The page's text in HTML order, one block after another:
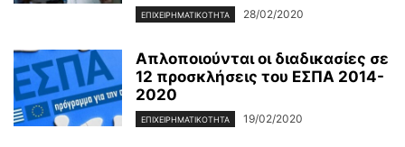
ΕΠΙΧΕΙΡΗΜΑΤΙΚΌΤΗΤΑ 28/02/2020
Απλοποιούνται οι διαδικασίες σε
12 προσκλήσεις του ΕΣΠΑ 2014-
2020
ΕΠΙΧΕΙΡΗΜΑΤΙΚΌΤΗΤΑ 19/02/2020